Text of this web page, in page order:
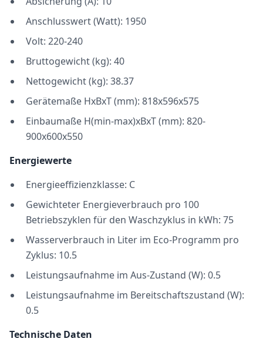
Anschlusswert (Watt): 1950
Volt: 220-240
Bruttogewicht (kg): 40
Nettogewicht (kg): 38.37
Gerätemaße HxBxT (mm): 818x596x575
Einbaumaße H(min-max)xBxT (mm): 820-
900x600x550
Energiewerte
Energieeffizienzklasse: C
Gewichteter Energieverbrauch pro 100
Betriebszyklen für den Waschzyklus in kWh: 75
Wasserverbrauch in Liter im Eco-Programm pro
Zyklus: 10.5
Leistungsaufnahme im Aus-Zustand (W): 0.5
Leistungsaufnahme im Bereitschaftszustand (W):
0.5
Technische Daten